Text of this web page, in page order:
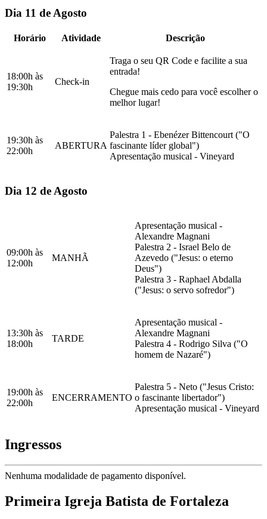
Dia 11 de Agosto
Horário Atividade Descrição
18:00h às
19:30h
Check-in
Traga o seu QR Code e facilite a sua
entrada!
Chegue mais cedo para você escolher o
melhor lugar!
19:30h às
22:00h
ABERTURA
Palestra 1 - Ebenézer Bittencourt ("O
fascinante líder global")
Apresentação musical - Vineyard
Dia 12 de Agosto
09:00h às
12:00h
MANHÃ
Apresentação musical -
Alexandre Magnani
Palestra 2 - Israel Belo de
Azevedo ("Jesus: o eterno
Deus")
Palestra 3 - Raphael Abdalla
("Jesus: o servo sofredor")
13:30h às
18:00h
TARDE
Apresentação musical -
Alexandre Magnani
Palestra 4 - Rodrigo Silva ("O
homem de Nazaré")
19:00h às
22:00h
ENCERRAMENTO
Palestra 5 - Neto ("Jesus Cristo:
o fascinante libertador")
Apresentação musical - Vineyard
Ingressos
Nenhuma modalidade de pagamento disponível.
Primeira Igreja Batista de Fortaleza